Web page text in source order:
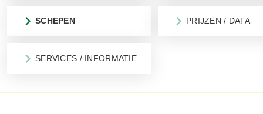
SCHEPEN PRIJZEN / DATA
SERVICES / INFORMATIE